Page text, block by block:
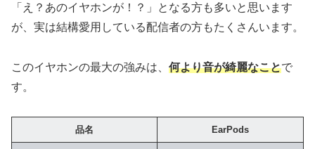
「え？あのイヤホンが！？」となる方も多いと思います
が、実は結構愛用している配信者の方もたくさんいます。
このイヤホンの最大の強みは、 何より音が綺麗なことで
す。
品名 EarPods